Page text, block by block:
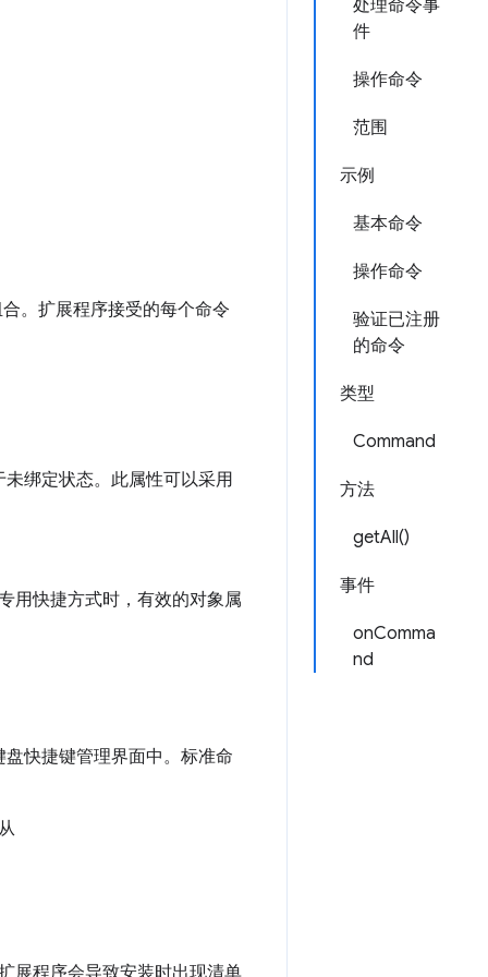
处理命令事
件
操作命令
范围
示例
基本命令
操作命令
验证已注册
的命令
类型
Command
方法
getAll()
事件
onComma
nd
。扩展程序接受的每个命令
绑定状态。此属性可以采用
用快捷方式时，有效的对象属
快捷键管理界面中。标准命
展程序会导致安装时出现清单